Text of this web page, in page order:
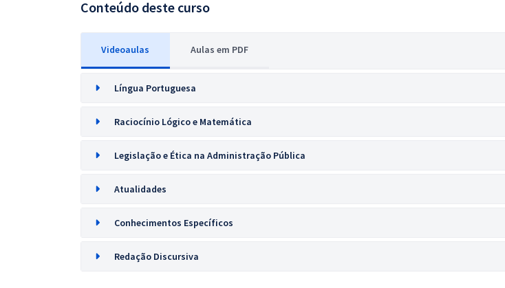
Conteúdo deste curso
Videoaulas Aulas em PDF
Língua Portuguesa
Raciocínio Lógico e Matemática
Legislação e Ética na Administração Pública
Atualidades
Conhecimentos Específicos
Redação Discursiva